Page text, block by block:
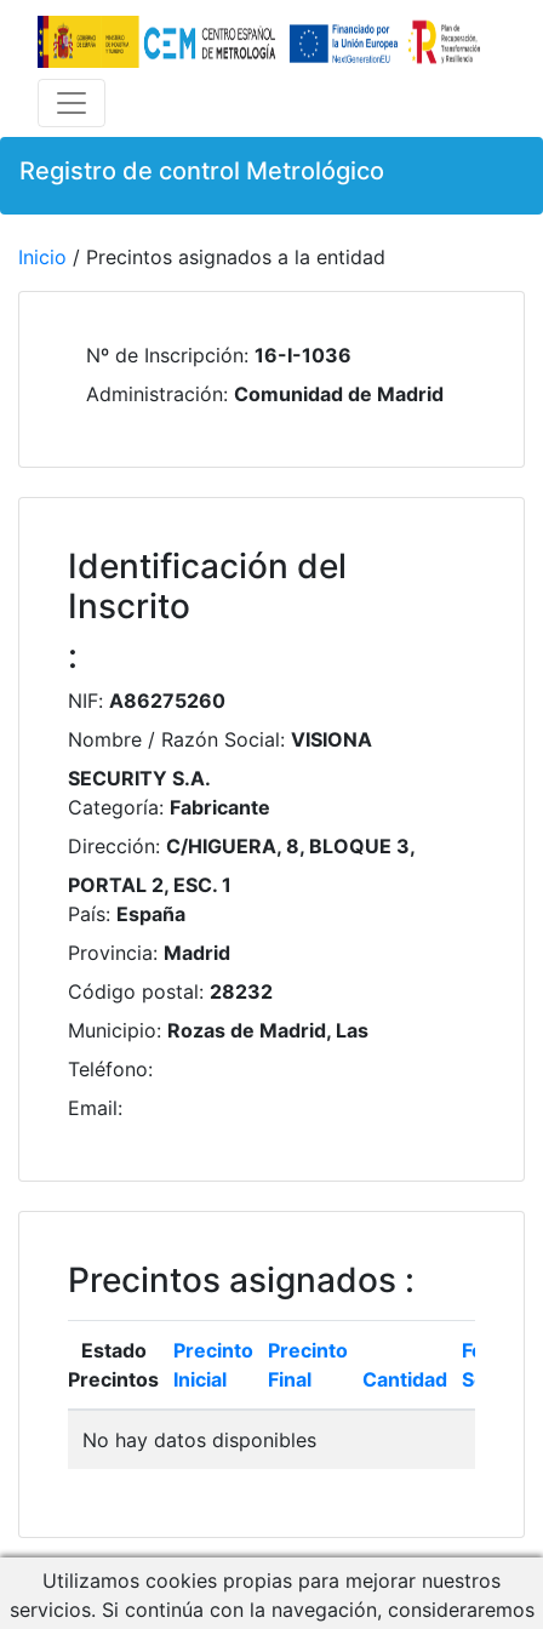
Registro de control Metrológico
Inicio / Precintos asignados a la entidad
Nº de Inscripción: 16-I-1036
Administración: Comunidad de Madrid
Identificación del
Inscrito
:
NIF: A86275260
Nombre / Razón Social: VISIONA
SECURITY S.A.
Categoría: Fabricante
Dirección: C/HIGUERA, 8, BLOQUE 3,
PORTAL 2, ESC. 1
País: España
Provincia: Madrid
Código postal: 28232
Municipio: Rozas de Madrid, Las
Teléfono:
Email:
Precintos asignados :
Estado
Precintos
Precinto
Inicial
Precinto
Final
Cantidad
Fecha
Solicitud
No hay datos disponibles
Descargar Manual de Usuario
Acceso a RCM Gestión
Utilizamos cookies propias para mejorar nuestros
servicios. Si continúa con la navegación, consideraremos